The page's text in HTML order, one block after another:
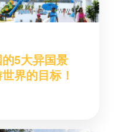
5大异国景
界的目标！